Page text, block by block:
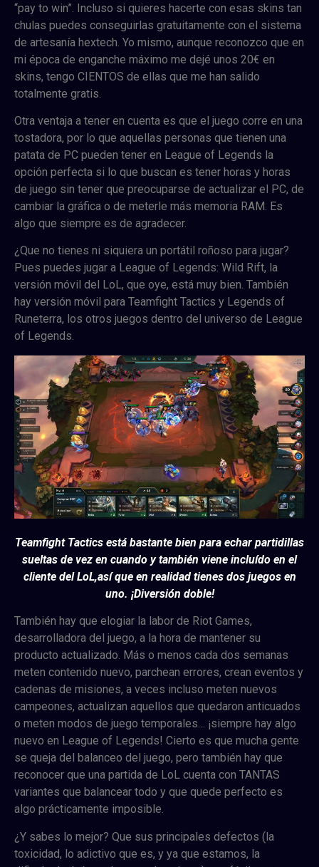
“pay to win”. Incluso si quieres hacerte con esas skins tan
chulas puedes conseguirlas gratuitamente con el sistema
de artesanía hextech. Yo mismo, aunque reconozco que en
mi época de enganche máximo me dejé unos 20€ en
skins, tengo CIENTOS de ellas que me han salido
totalmente gratis.
Otra ventaja a tener en cuenta es que el juego corre en una
tostadora, por lo que aquellas personas que tienen una
patata de PC pueden tener en League of Legends la
opción perfecta si lo que buscan es tener horas y horas
de juego sin tener que preocuparse de actualizar el PC, de
cambiar la gráfica o de meterle más memoria RAM. Es
algo que siempre es de agradecer.
¿Que no tienes ni siquiera un portátil roñoso para jugar?
Pues puedes jugar a League of Legends: Wild Rift, la
versión móvil del LoL, que oye, está muy bien. También
hay versión móvil para Teamfight Tactics y Legends of
Runeterra, los otros juegos dentro del universo de League
of Legends.
Teamfight Tactics está bastante bien para echar partidillas
sueltas de vez en cuando y también viene incluído en el
cliente del LoL,así que en realidad tienes dos juegos en
uno. ¡Diversión doble!
También hay que elogiar la labor de Riot Games,
desarrolladora del juego, a la hora de mantener su
producto actualizado. Más o menos cada dos semanas
meten contenido nuevo, parchean errores, crean eventos y
cadenas de misiones, a veces incluso meten nuevos
campeones, actualizan aquellos que quedaron anticuados
o meten modos de juego temporales… ¡siempre hay algo
nuevo en League of Legends! Cierto es que mucha gente
se queja del balanceo del juego, pero también hay que
reconocer que una partida de LoL cuenta con TANTAS
variantes que balancear todo y que quede perfecto es
algo prácticamente imposible.
¿Y sabes lo mejor? Que sus principales defectos (la
toxicidad, lo adictivo que es, y ya que estamos, la